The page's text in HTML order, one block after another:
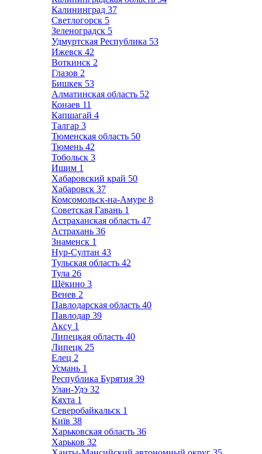
Калининград 37
Светлогорск 5
Зеленоградск 5
Удмуртская Республика 53
Ижевск 42
Воткинск 2
Глазов 2
Бишкек 53
Алматинская область 52
Конаев 11
Капшагай 4
Талгар 3
Тюменская область 50
Тюмень 42
Тобольск 3
Ишим 1
Хабаровский край 50
Хабаровск 37
Комсомольск-на-Амуре 8
Советская Гавань 1
Астраханская область 47
Астрахань 36
Знаменск 1
Нур-Султан 43
Тульская область 42
Тула 26
Щёкино 3
Венев 2
Павлодарская область 40
Павлодар 39
Аксу 1
Липецкая область 40
Липецк 25
Елец 2
Усмань 1
Республика Бурятия 39
Улан-Удэ 32
Кяхта 1
Северобайкальск 1
Київ 38
Харьковская область 36
Харьков 32